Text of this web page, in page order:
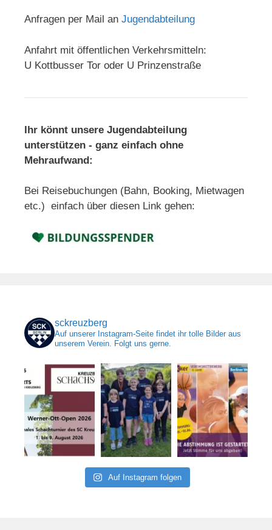
Anfragen per Mail an Jugendabteilung
Anfahrt mit öffentlichen Verkehrsmitteln:
U Kottbusser Tor oder U Prinzenstraße
Ihr könnt unsere Jugendabteilung
unterstützen - ganz einfach ohne
Mehraufwand:
Bei Reisebuchungen (Bahn, Booking, Mietwagen
etc.) einfach über diesen Link gehen:
sckreuzberg
Auf unserer Instagram-Seite findet ihr tolle Bilder aus
unserem Verein. Folgt uns gerne.
Auf Instagram folgen